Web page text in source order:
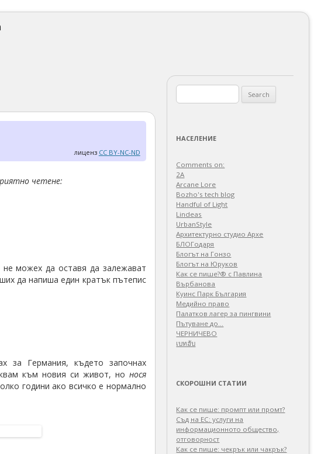
лиценз CC BY-NC-ND
четене:
можех да оставя да залежават
да напиша един кратък пътепис
за Германия, където започнах
към новия си живот, но нося
години ако всичко е нормално
for:
НАСЕЛЕНИЕ
Comments on:
2A
Arcane Lore
Bozho's tech blog
Handful of Light
Lindeas
UrbanStyle
Архитектурно студио Архе
БЛОГодаря
Блогът на Гонзо
Блогът на Юруков
Как се пише?® с Павлина
Върбанова
Куинс Парк България
Медийно право
Палатков лагер зa пингвини
Пътуване до…
ЧЕРНИЧЕВО
เบทฮับ
СКОРОШНИ СТАТИИ
Как се пише: промпт или промт?
Съд на ЕС: услуги на
информационното общество,
отговорност
Как се пише: чекрък или чакрък?